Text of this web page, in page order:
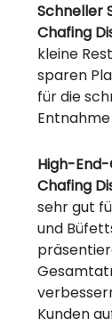
Schneller
Chafing
kleine
sparen
für die
High-
Chafing
sehr gut
und
Kunden